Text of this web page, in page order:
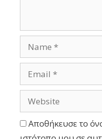
Αποθήκευσε το